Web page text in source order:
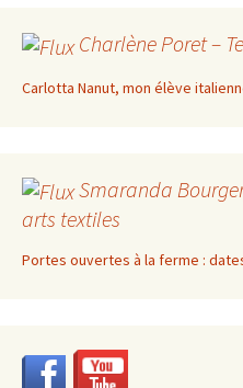
Charlène Poret –
Carlotta Nanut, mon élève
Smaranda
arts textiles
Portes ouvertes à la ferme :